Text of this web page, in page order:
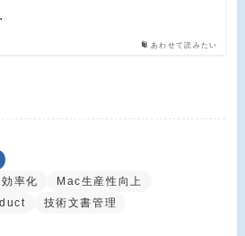
あわせて読みたい
率化
Mac生産性向上
技術文書管理